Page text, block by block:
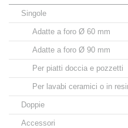
Singole
Adatte a foro Ø 60 mm
Adatte a foro Ø 90 mm
Per piatti doccia e pozzetti
Per lavabi ceramici o in
Doppie
Accessori